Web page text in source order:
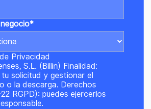
*
Privacidad
S.L. (Billin) Finalidad:
solicitud y gestionar el
o la descarga. Derechos
RGPD): puedes ejercerlos